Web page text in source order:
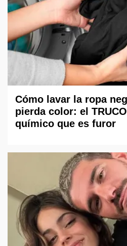
Cómo lavar la ropa
pierda color: el
químico que es furor